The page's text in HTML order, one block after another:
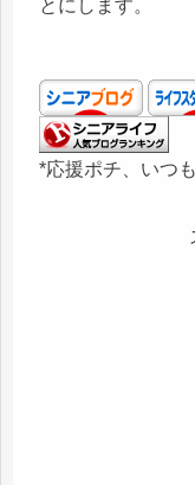
とにします。
*応援ポチ、いつ